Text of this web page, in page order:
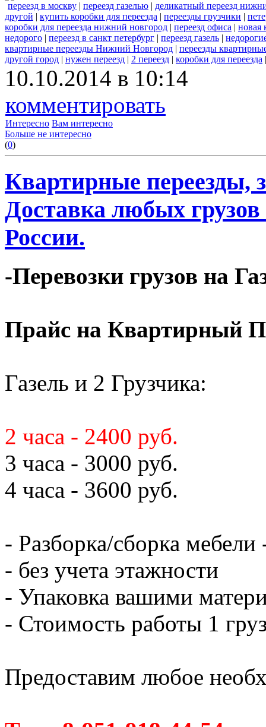
переезд в москву | переезд газелью | деликатный переезд
другой | купить коробки для переезда | переезды грузчики |
коробки для переезда нижний новгород | переезд офиса | новая
недорого | переезд в санкт петербург | переезд газель |
квартирные переезды Нижний Новгород | переезды
другой город | нужен переезд | 2 переезд | коробки для переезда
10.10.2014 в 10:14
комментировать
Интересно Вам интересно
Больше не интересно
(0)
Квартирные переезды,
Доставка любых
России.
-Перевозки грузов на
Прайс на Квартирный
Газель и 2 Грузчика:
2 часа - 2400 руб.
3 часа - 3000 руб.
4 часа - 3600 руб.
- Разборка/сборка мебели
- без учета этажности
- Упаковка вашими
- Стоимость работы 1
Предоставим любое